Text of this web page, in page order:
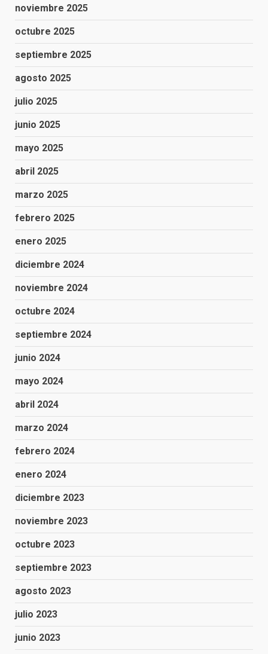
noviembre 2025
octubre 2025
septiembre 2025
agosto 2025
julio 2025
junio 2025
mayo 2025
abril 2025
marzo 2025
febrero 2025
enero 2025
diciembre 2024
noviembre 2024
octubre 2024
septiembre 2024
junio 2024
mayo 2024
abril 2024
marzo 2024
febrero 2024
enero 2024
diciembre 2023
noviembre 2023
octubre 2023
septiembre 2023
agosto 2023
julio 2023
junio 2023